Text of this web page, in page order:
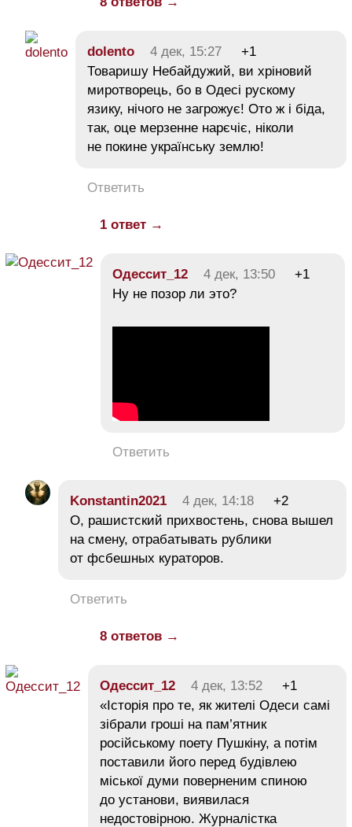
dolento 4 дек, 15:27
+1
Товаришу Небайдужий, ви хріновий
миротворець, бо в Одесі рускому
язику, нічого не загрожує! Ото ж і біда,
так, оце мерзенне нарєчіє, ніколи
не покине українську землю!
Ответить
1 ответ →
Одессит_12 4 дек, 13:50
+1
Ну не позор ли это?
Ответить
Konstantin2021 4 дек, 14:18
+2
О, рашистский прихвостень, снова вышел
на смену, отрабатывать рублики
от фсбешных кураторов.
Ответить
8 ответов →
Одессит_12 4 дек, 13:52
+1
«Історія про те, як жителі Одеси самі
зібрали гроші на пам’ятник
російському поету Пушкіну, а потім
поставили його перед будівлею
міської думи поверненим спиною
до установи, виявилася
недостовірною. Журналістка